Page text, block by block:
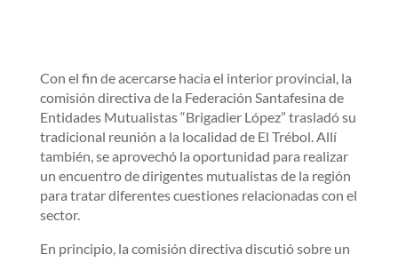
Con el fin de acercarse hacia el interior provincial, la
comisión directiva de la Federación Santafesina de
Entidades Mutualistas “Brigadier López” trasladó su
tradicional reunión a la localidad de El Trébol. Allí
también, se aprovechó la oportunidad para realizar
un encuentro de dirigentes mutualistas de la región
para tratar diferentes cuestiones relacionadas con el
sector.
En principio, la comisión directiva discutió sobre un